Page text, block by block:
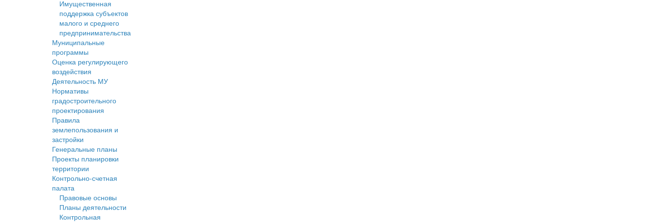
Имущественная
поддержка субъектов
малого и среднего
предпринимательства
Муниципальные
программы
Оценка регулирующего
воздействия
Деятельность МУ
Нормативы
градостроительного
проектирования
Правила
землепользования и
застройки
Генеральные планы
Проекты планировки
территории
Контрольно-счетная
палата
Правовые основы
Планы деятельности
Контрольная